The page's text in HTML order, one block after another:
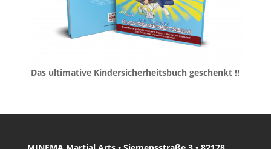
Das ultimative Kindersicherheitsbuch geschenkt !!